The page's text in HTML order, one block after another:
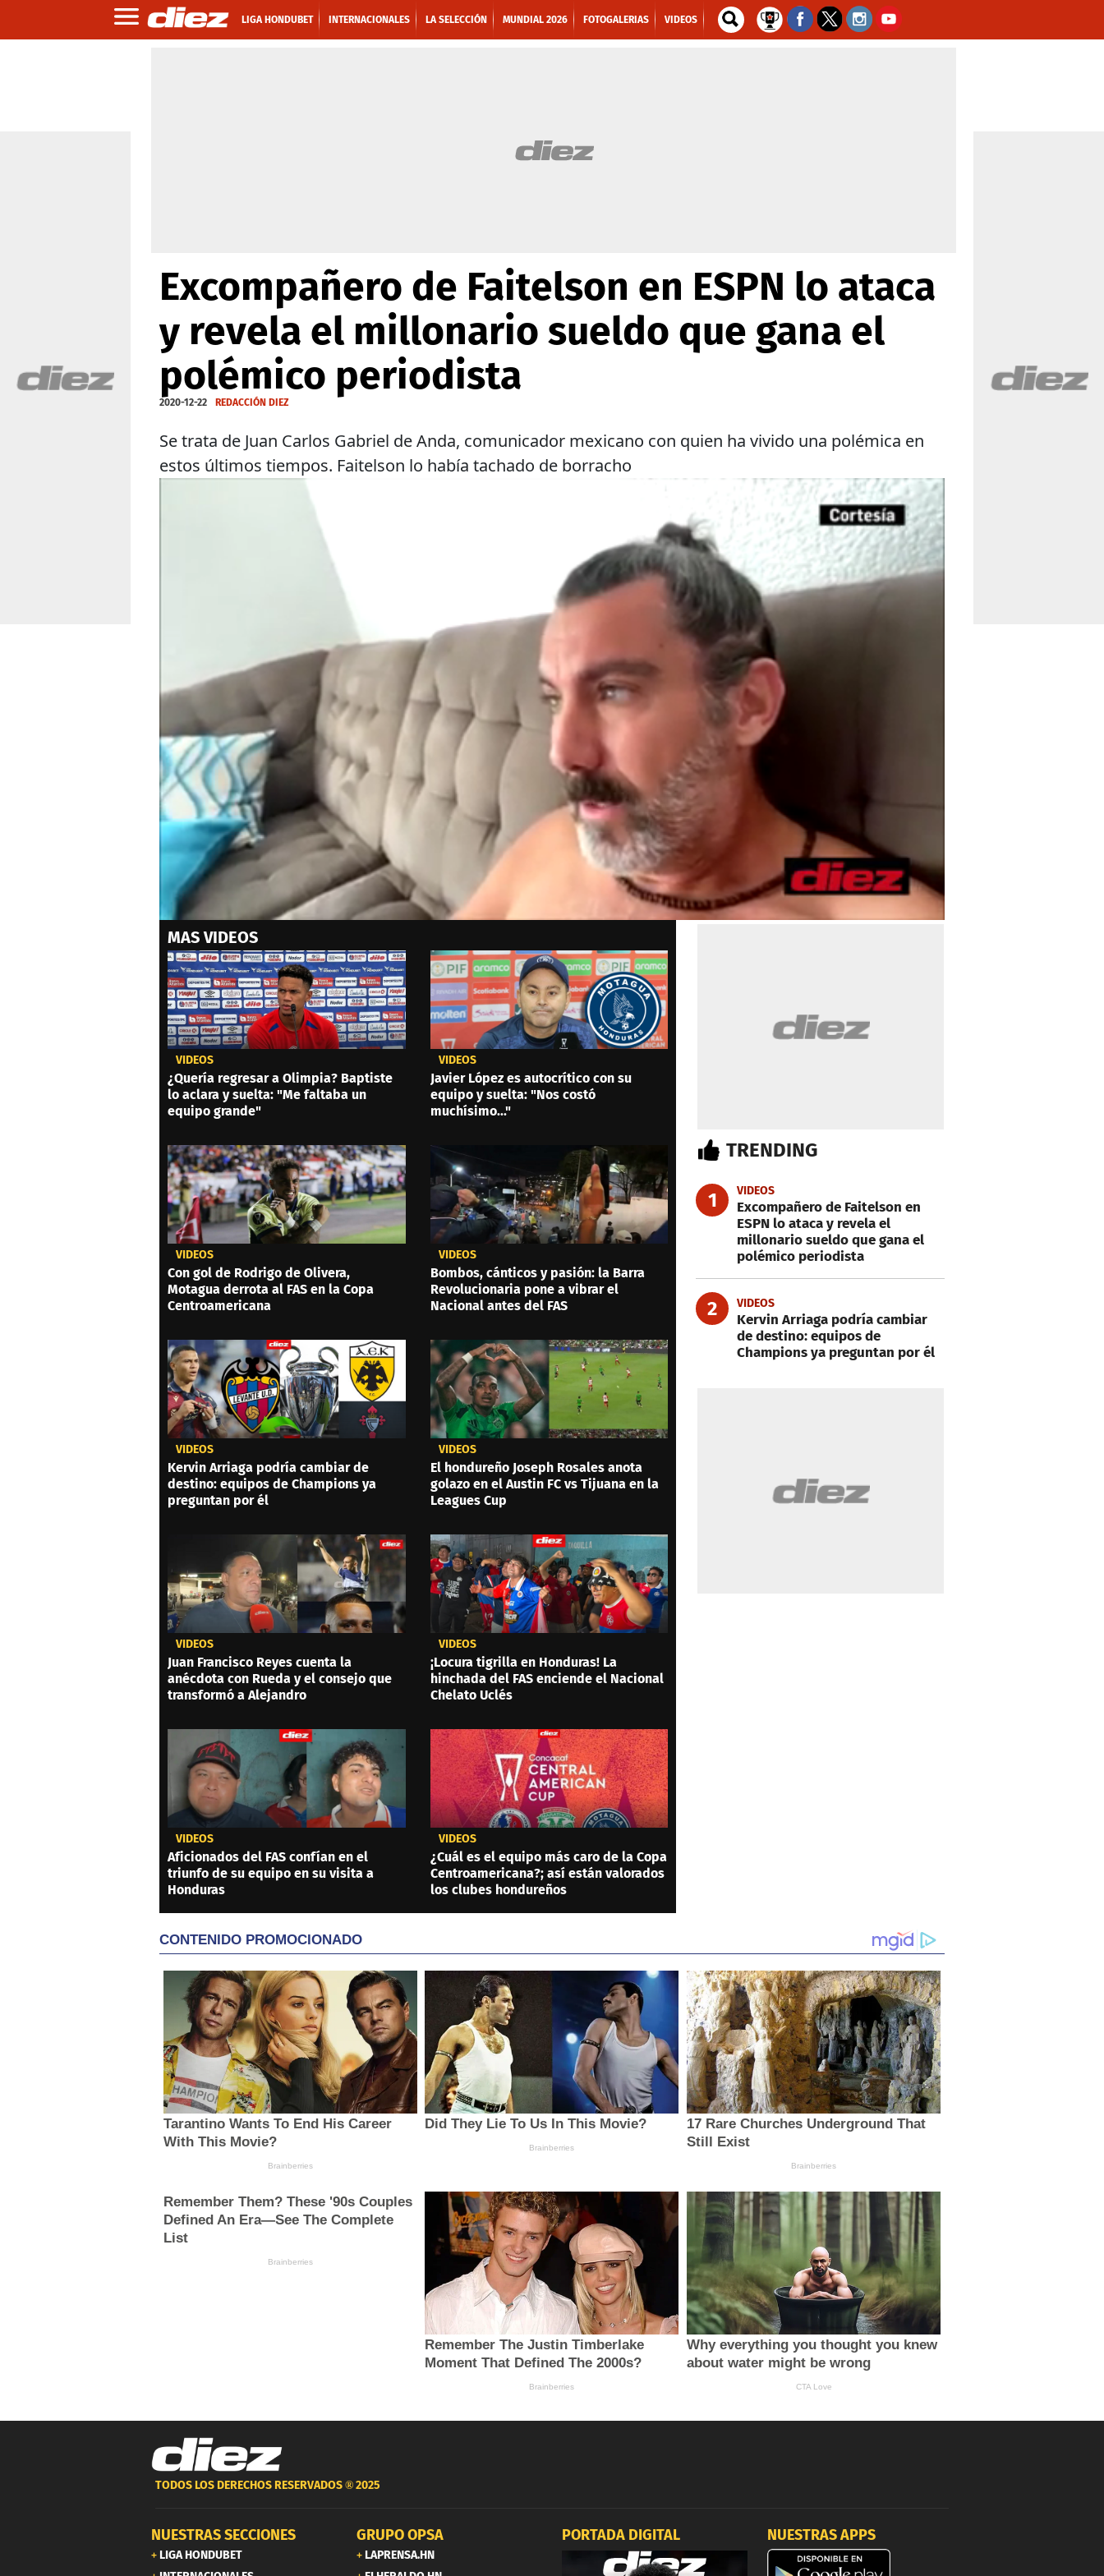
LIGA HONDUBET INTERNACIONALES LA SELECCIÓN MUNDIAL 2026 FOTOGALERIAS VIDEOS
Excompañero de Faitelson en ESPN lo ataca
y revela el millonario sueldo que gana el
polémico periodista
2020-12-22 REDACCIÓN DIEZ
Se trata de Juan Carlos Gabriel de Anda, comunicador mexicano con quien ha vivido una polémica en
estos últimos tiempos. Faitelson lo había tachado de borracho
of
59
secondsVolume
0%
MAS VIDEOS
VIDEOS
¿Quería regresar a Olimpia? Baptiste
lo aclara y suelta: "Me faltaba un
equipo grande"
VIDEOS
Javier López es autocrítico con su
equipo y suelta: "Nos costó
muchísimo..."
VIDEOS
Con gol de Rodrigo de Olivera,
Motagua derrota al FAS en la Copa
Centroamericana
VIDEOS
Bombos, cánticos y pasión: la Barra
Revolucionaria pone a vibrar el
Nacional antes del FAS
VIDEOS
Kervin Arriaga podría cambiar de
destino: equipos de Champions ya
preguntan por él
VIDEOS
El hondureño Joseph Rosales anota
golazo en el Austin FC vs Tijuana en la
Leagues Cup
VIDEOS
Juan Francisco Reyes cuenta la
anécdota con Rueda y el consejo que
transformó a Alejandro
VIDEOS
¡Locura tigrilla en Honduras! La
hinchada del FAS enciende el Nacional
Chelato Uclés
VIDEOS
Aficionados del FAS confían en el
triunfo de su equipo en su visita a
Honduras
VIDEOS
¿Cuál es el equipo más caro de la Copa
Centroamericana?; así están valorados
los clubes hondureños
TRENDING
1 VIDEOS
Excompañero de Faitelson en
ESPN lo ataca y revela el
millonario sueldo que gana el
polémico periodista
2 VIDEOS
Kervin Arriaga podría cambiar
de destino: equipos de
Champions ya preguntan por él
TODOS LOS DERECHOS RESERVADOS ®2025
NUESTRAS SECCIONES
LIGA HONDUBET
GRUPO OPSA
LAPRENSA.HN
PORTADA DIGITAL NUESTRAS APPS